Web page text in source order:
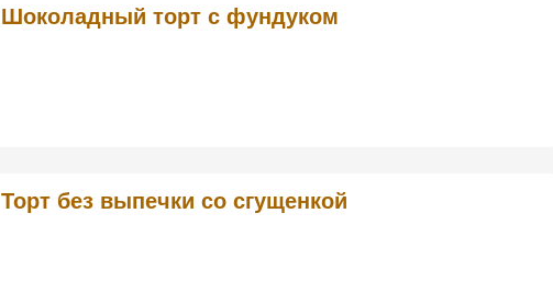
Шоколадный торт с фундуком
Торт без выпечки со сгущенкой